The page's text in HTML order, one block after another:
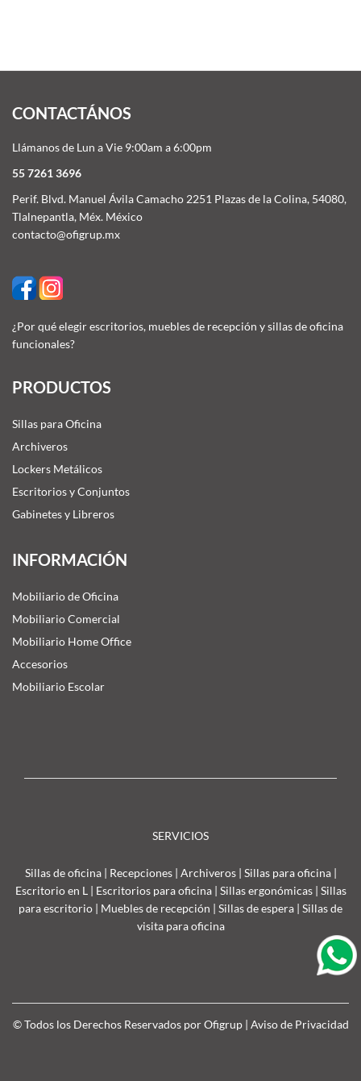
CONTACTÁNOS
Llámanos de Lun a Vie 9:00am a 6:00pm
55 7261 3696
Perif. Blvd. Manuel Ávila Camacho 2251 Plazas de la Colina, 54080,
Tlalnepantla, Méx. México
contacto@ofigrup.mx
¿Por qué elegir escritorios, muebles de recepción y sillas de oficina
funcionales?
PRODUCTOS
Sillas para Oficina
Archiveros
Lockers Metálicos
Escritorios y Conjuntos
Gabinetes y Libreros
INFORMACIÓN
Mobiliario de Oficina
Mobiliario Comercial
Mobiliario Home Office
Accesorios
Mobiliario Escolar
SERVICIOS
Sillas de oficina| Recepciones| Archiveros| Sillas para oficina|
Escritorio en L | Escritorios para oficina| Sillas ergonómicas| Sillas
para escritorio | Muebles de recepción | Sillas de espera | Sillas de
visita para oficina
© Todos los Derechos Reservados por Ofigrup | Aviso de Privacidad